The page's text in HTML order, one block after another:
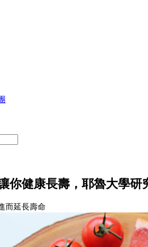
你健康長壽，耶魯大學研
而延長壽命